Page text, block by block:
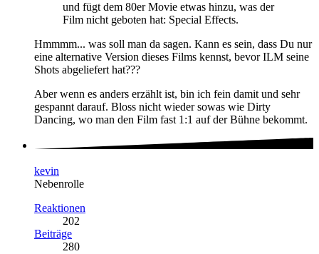
und fügt dem 80er Movie etwas hinzu, was der
Film nicht geboten hat: Special Effects.
Hmmmm... was soll man da sagen. Kann es sein, dass Du nur
eine alternative Version dieses Films kennst, bevor ILM seine
Shots abgeliefert hat???
Aber wenn es anders erzählt ist, bin ich fein damit und sehr
gespannt darauf. Bloss nicht wieder sowas wie Dirty
Dancing, wo man den Film fast 1:1 auf der Bühne bekommt.
kevin
Nebenrolle
Reaktionen
202
Beiträge
280